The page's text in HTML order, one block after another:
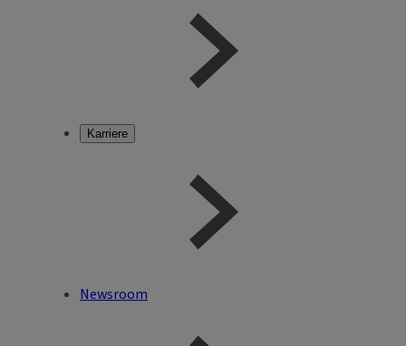
Karriere
Newsroom